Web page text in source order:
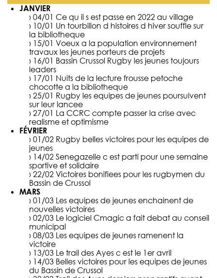
JANVIER
› 04/01 Ce qu il s est passe en 2022 au village
› 10/01 Un tourbillon d histoires d hiver souffle sur
la bibliotheque
› 15/01 Voeux a la population environnement
travaux les jeunes porteurs de projets
› 16/01 Bassin Crussol Rugby les jeunes toujours
leaders
› 17/01 Nuits de la lecture frousse petoche
chocotte a la bibliotheque
› 25/01 Rugby les equipes de jeunes poursuivent
sur leur lancee
› 27/01 La CCRC compte passer la crise avec
realisme et optimisme
FÉVRIER
› 01/02 Rugby belles victoires pour les equipes de
jeunes
› 14/02 Senegazelle c est parti pour une semaine
sportive et solidaire
› 22/02 Victoires bonifiees pour les rugbymen du
Bassin de Crussol
MARS
› 01/03 Les equipes de jeunes enchainent de
nouvelles victoires
› 02/03 Le logiciel Cmagic a fait debat au conseil
municipal
› 08/03 Les equipes de jeunes ramenent la
victoire
› 13/03 Le trail des Ayes c est le 1er avril
› 14/03 Belles victoires pour les equipes de jeunes
du Bassin de Crussol